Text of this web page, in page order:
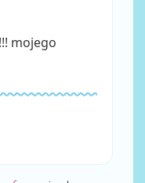
mojego